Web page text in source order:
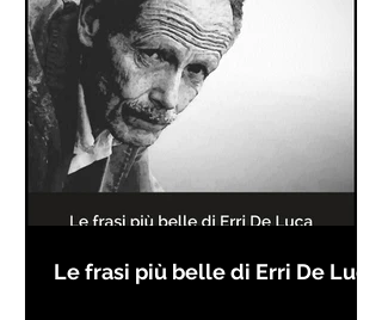
Le frasi più belle di Erri De Luca